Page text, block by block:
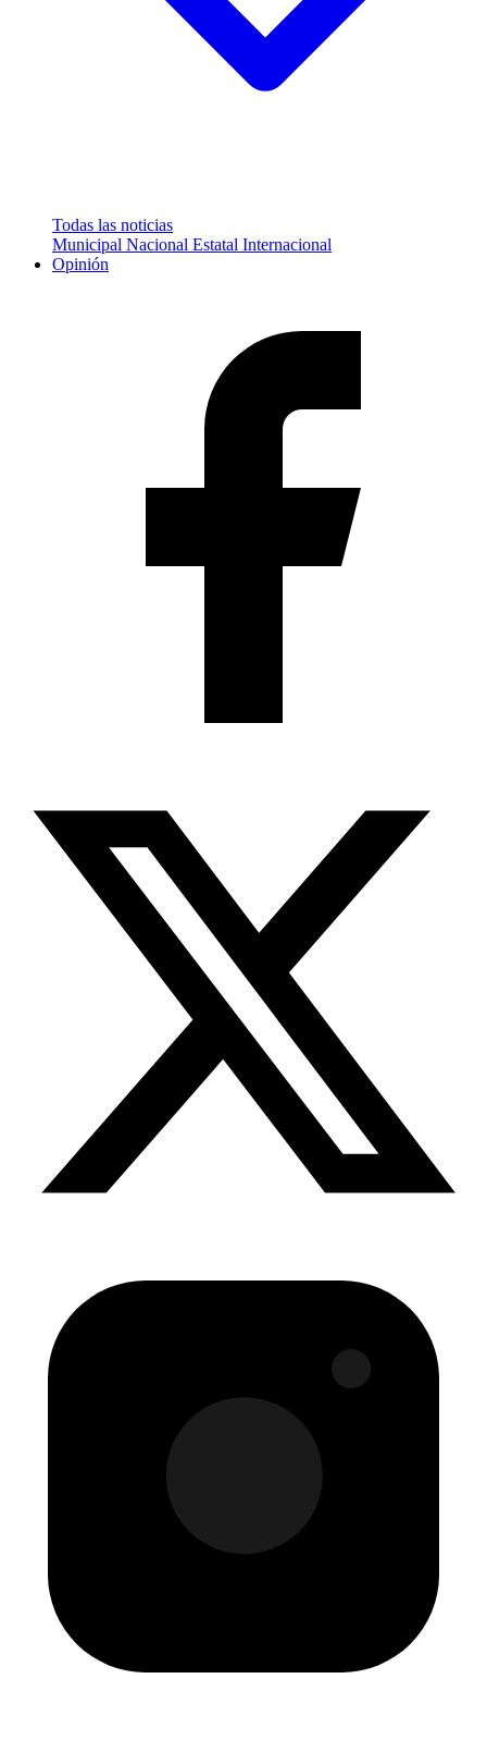
Todas las noticias
Municipal Nacional Estatal Internacional
Opinión